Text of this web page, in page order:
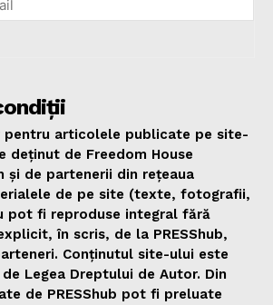
pentru articolele publicate pe site-
deținut de Freedom House
și de partenerii din rețeaua
de pe site (texte, fotografii,
pot fi reproduse integral fără
în scris, de la PRESShub,
Conținutul site-ului este
Legea Dreptului de Autor. Din
de PRESShub pot fi preluate